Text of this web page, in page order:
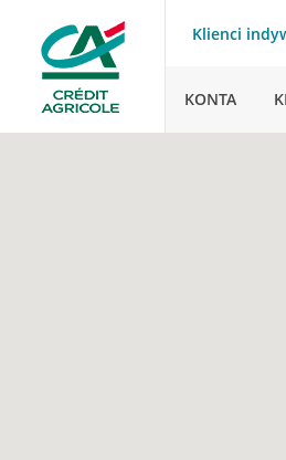
Klienci
KONTA